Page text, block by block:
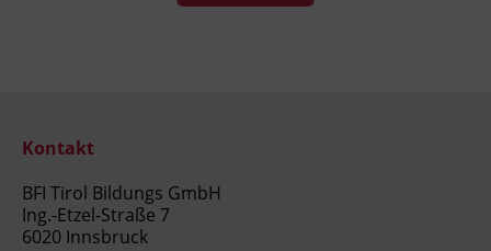
Kontakt
BFI Tirol Bildungs GmbH
Ing.-Etzel-Straße 7
6020 Innsbruck